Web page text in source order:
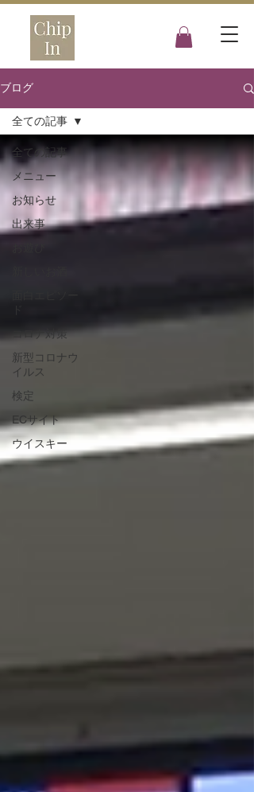
ブログ
全ての記事
メニュー
お知らせ
出来事
コロナ対策
新型コロナウ
イルス
検定
ECサイト
ウイスキー
全ての記事